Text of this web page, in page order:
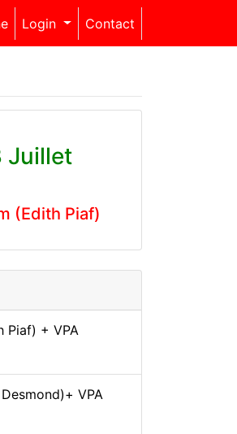
Login Contact
Juillet
(Edith Piaf)
Piaf) + VPA
VPA